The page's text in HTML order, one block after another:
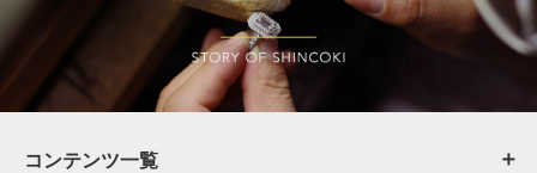
コンテンツ一覧